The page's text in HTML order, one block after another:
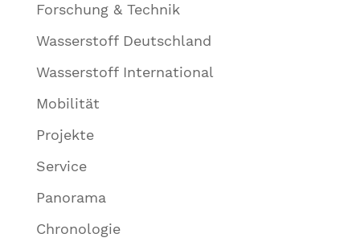
Forschung & Technik
Wasserstoff Deutschland
Wasserstoff International
Mobilität
Projekte
Service
Panorama
Chronologie